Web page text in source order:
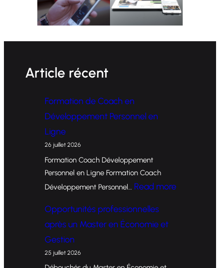
Article récent
Formation de Coach en
Développement Personnel en
Ligne
26 juillet 2026
Formation Coach Développement
Personnel en Ligne Formation Coach
Développement Personnel… Read more:
Opportunités professionnelles
après un Master en Économie et
Gestion
25 juillet 2026